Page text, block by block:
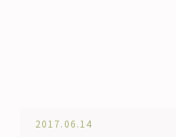
2017.06.14